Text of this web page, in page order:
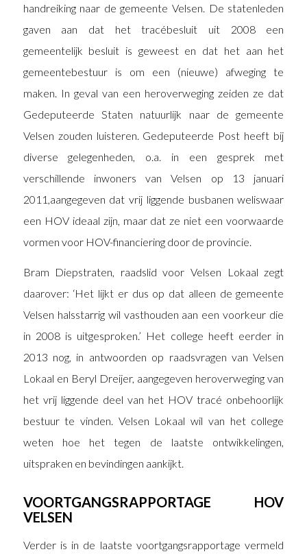
handreiking naar de gemeente Velsen. De statenleden
gaven aan dat het tracébesluit uit 2008 een
gemeentelijk besluit is geweest en dat het aan het
gemeentebestuur is om een (nieuwe) afweging te
maken. In geval van een heroverweging zeiden ze dat
Gedeputeerde Staten natuurlijk naar de gemeente
Velsen zouden luisteren. Gedeputeerde Post heeft bij
diverse gelegenheden, o.a. in een gesprek met
verschillende inwoners van Velsen op 13 januari
2011,aangegeven dat vrij liggende busbanen weliswaar
een HOV ideaal zijn, maar dat ze niet een voorwaarde
vormen voor HOV-financiering door de provincie.
Bram Diepstraten, raadslid voor Velsen Lokaal zegt
daarover: ‘Het lijkt er dus op dat alleen de gemeente
Velsen halsstarrig wil vasthouden aan een voorkeur die
in 2008 is uitgesproken.’ Het college heeft eerder in
2013 nog, in antwoorden op raadsvragen van Velsen
Lokaal en Beryl Dreijer, aangegeven heroverweging van
het vrij liggende deel van het HOV tracé onbehoorlijk
bestuur te vinden. Velsen Lokaal wil van het college
weten hoe het tegen de laatste ontwikkelingen,
uitspraken en bevindingen aankijkt.
VOORTGANGSRAPPORTAGE HOV
VELSEN
Verder is in de laatste voortgangsrapportage vermeld